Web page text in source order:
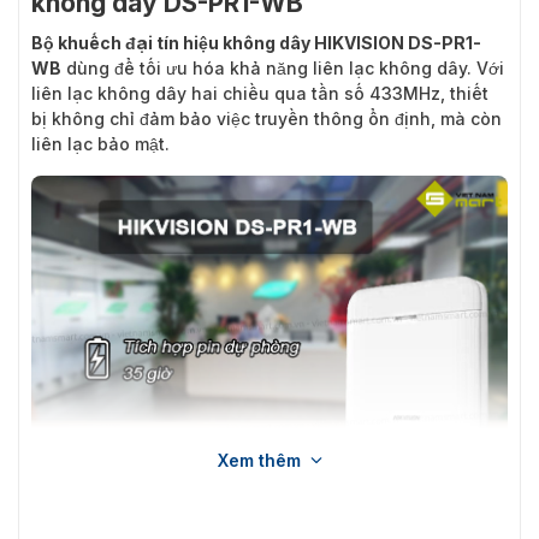
Bộ khuếch đại tín hiệu không dây HIKVISION DS-PR1-
WB dùng để tối ưu hóa khả năng liên lạc không dây. Với
liên lạc không dây hai chiều qua tần số 433MHz, thiết
bị không chỉ đảm bảo việc truyền thông ổn định, mà còn
liên lạc bảo mật.
Xem thêm